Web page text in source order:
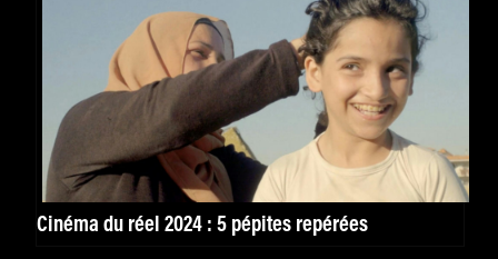
Cinéma du réel 2024 : 5 pépites repérées